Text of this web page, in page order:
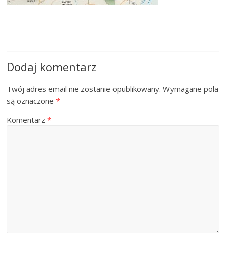
Dodaj komentarz
Twój adres email nie zostanie opublikowany. Wymagane pola
są oznaczone*
Komentarz*